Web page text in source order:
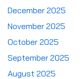
December 2025
November 2025
October 2025
September 2025
August 2025